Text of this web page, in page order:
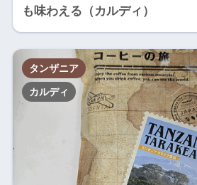
も味わえる（カルディ）
タンザニア
カルディ